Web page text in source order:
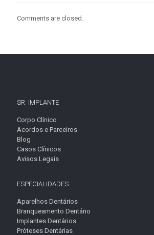
Comments are closed.
SR. IMPLANTE
Corpo Clínico
Acordos e Parceiros
Blog
Casos Clínicos
Avisos Legais
ESPECIALIDADES
Aparelhos Dentários
Branqueamento Dentário
Implantes Dentários
Próteses Dentárias